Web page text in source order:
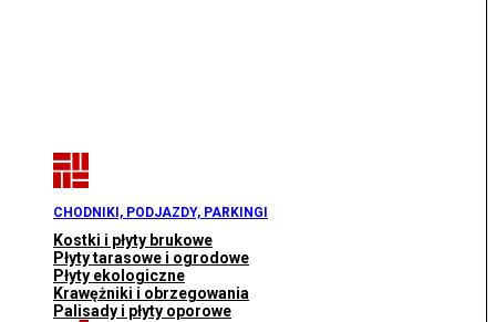
CHODNIKI, PODJAZDY, PARKINGI
Kostki i płyty brukowe
Płyty tarasowe i ogrodowe
Płyty ekologiczne
Krawężniki i obrzegowania
Palisady i płyty oporowe